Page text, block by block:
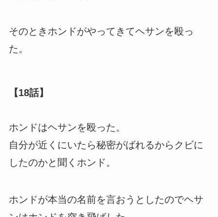
そのときホンドがやってきてヘサンを殴っ
た。
【18話】
ホンドはヘサンを殴った。
自分が近くにいたら秘密がばれるからクビに
したのかと聞くホンド。
ホンドが本当の名前を言おうとしたのでヘサ